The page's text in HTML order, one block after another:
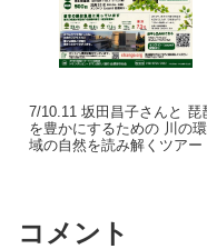
7/10.11 坂田昌子さんと 琵
を豊かにするための 川の
域の自然を読み解くツアー
コメント